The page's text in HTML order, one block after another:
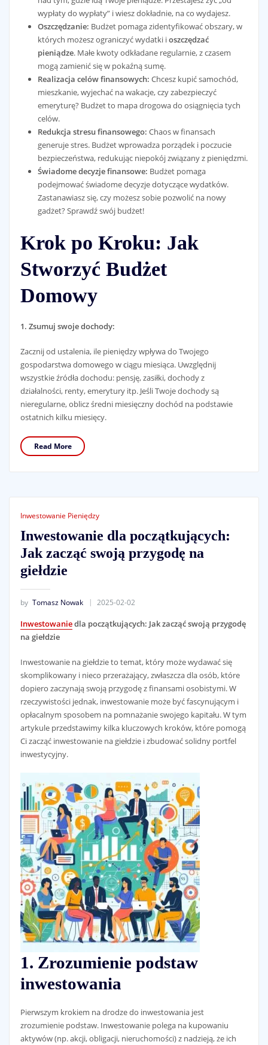
wypłaty do wypłaty” i wiesz dokładnie, na co wydajesz.
Oszczędzanie: Budżet pomaga zidentyfikować obszary, w
których możesz ograniczyć wydatki ioszczędzać
pieniądze. Małe kwoty odkładane regularnie, z czasem
mogą zamienić się w pokaźną sumę.
Realizacja celów finansowych: Chcesz kupić samochód,
mieszkanie, wyjechać na wakacje, czy zabezpieczyć
emeryturę? Budżet to mapa drogowa do osiągnięcia tych
celów.
Redukcja stresu finansowego: Chaos w finansach
generuje stres. Budżet wprowadza porządek i poczucie
bezpieczeństwa, redukując niepokój związany z pieniędzmi.
Świadome decyzje finansowe: Budżet pomaga
podejmować świadome decyzje dotyczące wydatków.
Zastanawiasz się, czy możesz sobie pozwolić na nowy
gadżet? Sprawdź swój budżet!
Krok po Kroku: Jak
Stworzyć Budżet
Domowy
1. Zsumuj swoje dochody:
Zacznij od ustalenia, ile pieniędzy wpływa do Twojego
gospodarstwa domowego w ciągu miesiąca. Uwzględnij
wszystkie źródła dochodu: pensję, zasiłki, dochody z
działalności, renty, emerytury itp. Jeśli Twoje dochody są
nieregularne, oblicz średni miesięczny dochód na podstawie
ostatnich kilku miesięcy.
Read More
Inwestowanie Pieniędzy
Inwestowanie dla początkujących:
Jak zacząć swoją przygodę na
giełdzie
by Tomasz Nowak 2025-02-02
Inwestowaniedla początkujących: Jak zacząć swoją przygodę
na giełdzie
Inwestowanie na giełdzie to temat, który może wydawać się
skomplikowany i nieco przerażający, zwłaszcza dla osób, które
dopiero zaczynają swoją przygodę z finansami osobistymi. W
rzeczywistości jednak, inwestowanie może być fascynującym i
opłacalnym sposobem na pomnażanie swojego kapitału. W tym
artykule przedstawimy kilka kluczowych kroków, które pomogą
Ci zacząć inwestowanie na giełdzie i zbudować solidny portfel
inwestycyjny.
1. Zrozumienie podstaw
inwestowania
Pierwszym krokiem na drodze do inwestowania jest
zrozumienie podstaw. Inwestowanie polega na kupowaniu
aktywów (np. akcji, obligacji, nieruchomości) z nadzieją, że ich